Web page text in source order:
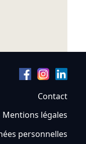
Contact
Mentions légales
personnelles